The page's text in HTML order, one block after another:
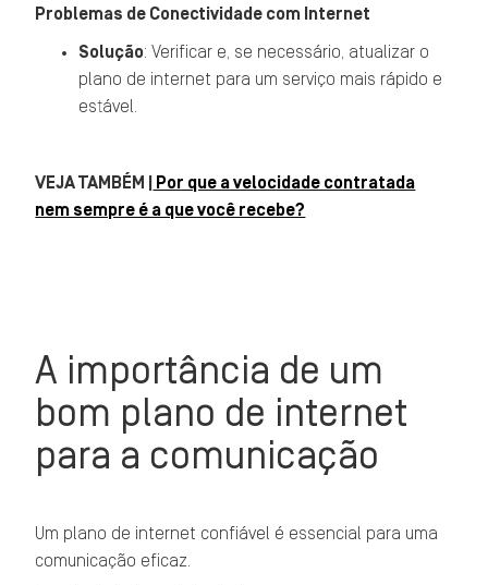
Problemas de Conectividade com Internet
Solução: Verificar e, se necessário, atualizar o
plano de internet para um serviço mais rápido e
estável.
VEJA TAMBÉM |
Por que a velocidade contratada
nem sempre é a que você recebe?
A importância de um
bom plano de internet
para a comunicação
Um plano de internet confiável é essencial para uma
comunicação eficaz.